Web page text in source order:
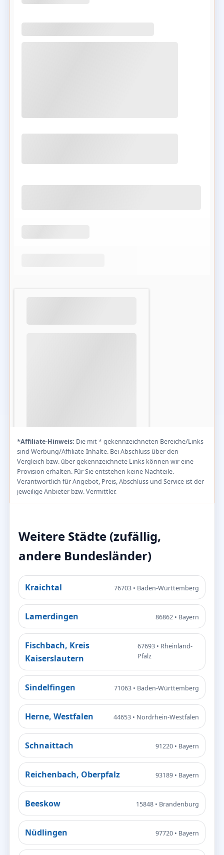
*Affiliate-Hinweis: Die mit * gekennzeichneten Bereiche/Links
sind Werbung/Affiliate-Inhalte. Bei Abschluss über den
Vergleich bzw. über gekennzeichnete Links können wir eine
Provision erhalten. Für Sie entstehen keine Nachteile.
Verantwortlich für Angebot, Preis, Abschluss und Service ist der
jeweilige Anbieter bzw. Vermittler.
Weitere Städte (zufällig,
andere Bundesländer)
Kraichtal 76703 • Baden-Württemberg
Lamerdingen 86862 • Bayern
Fischbach, Kreis
Kaiserslautern
67693 • Rheinland-
Pfalz
Sindelfingen 71063 • Baden-Württemberg
Herne, Westfalen 44653 • Nordrhein-Westfalen
Schnaittach 91220 • Bayern
Reichenbach, Oberpfalz 93189 • Bayern
Beeskow 15848 • Brandenburg
Nüdlingen 97720 • Bayern